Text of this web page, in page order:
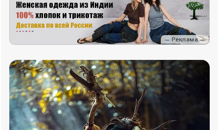
— Реклама —